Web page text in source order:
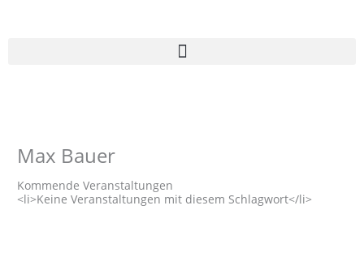
Max Bauer
Kommende Veranstaltungen
<li>Keine Veranstaltungen mit diesem Schlagwort</li>